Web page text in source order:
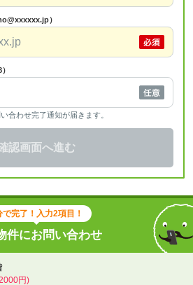
）
合わせ完了通知が届きます。
認画面へ進む
で完了！入力2項目！
件にお問い合わせ
円)